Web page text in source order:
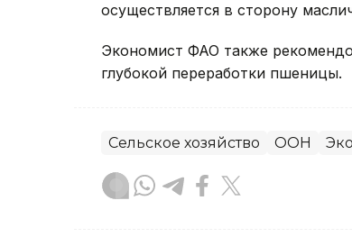
осуществляется в сторону
Экономист ФАО также
глубокой переработки пшеницы.
Сельское хозяйство ООН